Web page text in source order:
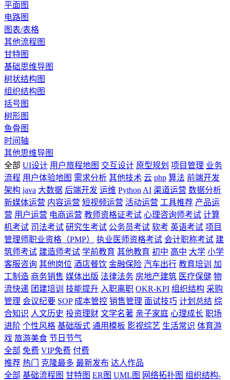
平面图
电路图
图表/表格
其他流程图
甘特图
基础思维导图
树状结构图
组织结构图
括号图
树形图
鱼骨图
时间轴
其他思维导图
全部 UI设计 用户旅程地图 交互设计 原型规划 项目管理 业务
流程 用户体验地图 需求分析 其他技术 云 php 算法 前端开发
架构 java 大数据 后端开发 运维 Python AI 渠道运营 数据分析
新媒体运营 内容运营 短视频运营 活动运营 工具推荐 产品运
营 用户运营 电商运营 教师资格证考试 心理咨询师考试 计算
机考试 司法考试 研究生考试 公务员考试 软考 英语考试 项目
管理师职业资格（PMP）
执业医师资格考试 会计职称考试 建
筑师考试 建造师考试 学前教育 其他教育 初中 高中 大学 小学
客服咨询 其他岗位 酒店餐饮 金融保险 汽车出行 教育培训
加
工制造 商务销售 媒体出版 法律法务 房地产建筑 医疗保健 物
流快递 团建培训 技能提升 入职离职 OKR-KPI 组织结构 采购
管理 会议纪要 SOP 成本管控 销售管理 面试技巧 计划总结 综
合知识 人文历史 投资理财 文学名著 亲子家庭 心理成长 职场
进阶 个性风格 基础版式 通用模板 影视综艺 生活常识 体育游
戏 旅游美食 节日节气
全部 免费 VIP免费 付费
推荐 热门 克隆最多 最新发布 达人作品
全部 基础流程图 甘特图 ER图 UML图 网络拓扑图 组织结构-